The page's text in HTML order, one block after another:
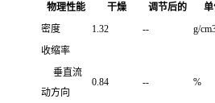
物理性能 干燥 调节后的 单
密度
1.32 -- g/
收缩率
垂直流
动方向
0.84 -- %